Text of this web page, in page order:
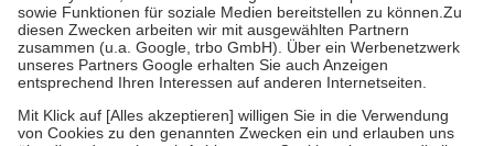
Zuzahlung zehn Prozent der Kosten sowie zehn Euro je
Verordnung.
Um das Engagement der Versicherten für ihre eigene Gesundheit zu
stärken und die besondere Stellung der Familie zu unterstützen,
fallenkeine Zuzahlungenan bei:
• Kindern und Jugendlichen bis zum vollendeten 18. Lebensjahr